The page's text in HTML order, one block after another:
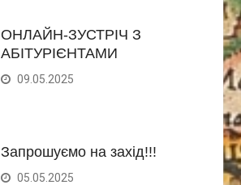
ОНЛАЙН-ЗУСТРІЧ З
АБІТУРІЄНТАМИ
09.05.2025
Запрошуємо на захід!!!
05.05.2025